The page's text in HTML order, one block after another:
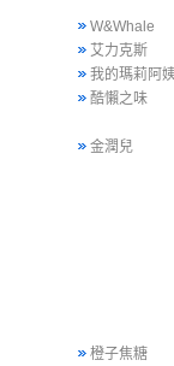
W&Whale
艾力克斯
我的瑪莉阿
酷懶之味
金潤兒
橙子焦糖